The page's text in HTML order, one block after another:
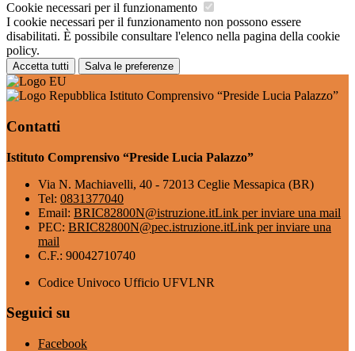
Cookie necessari per il funzionamento
I cookie necessari per il funzionamento non possono essere
disabilitati. È possibile consultare l'elenco nella pagina della cookie
policy.
Accetta tutti Salva le preferenze
Istituto Comprensivo “Preside Lucia Palazzo”
Contatti
Istituto Comprensivo “Preside Lucia Palazzo”
Via N. Machiavelli, 40 - 72013 Ceglie Messapica (BR)
Tel: 0831377040
Email: BRIC82800N@istruzione.itLink per inviare una mail
PEC: BRIC82800N@pec.istruzione.itLink per inviare una
mail
C.F.: 90042710740
Codice Univoco Ufficio UFVLNR
Seguici su
Facebook